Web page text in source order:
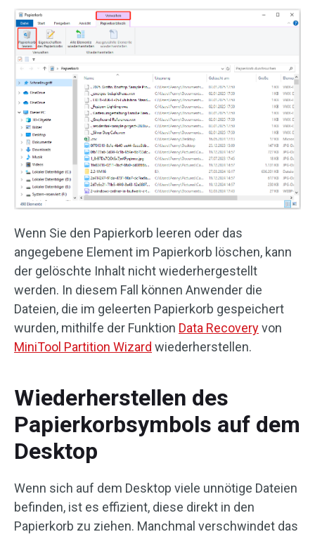
Wenn Sie den Papierkorb leeren oder das
angegebene Element im Papierkorb löschen, kann
der gelöschte Inhalt nicht wiederhergestellt
werden. In diesem Fall können Anwender die
Dateien, die im geleerten Papierkorb gespeichert
wurden, mithilfe der Funktion Data Recoveryvon
MiniTool Partition Wizard wiederherstellen.
Wiederherstellen des
Papierkorbsymbols auf dem
Desktop
Wenn sich auf dem Desktop viele unnötige Dateien
befinden, ist es effizient, diese direkt in den
Papierkorb zu ziehen. Manchmal verschwindet das